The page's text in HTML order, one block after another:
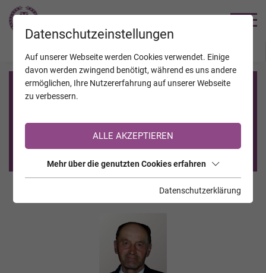
Registrierung auf TrauerHilfe.it
Sie sind noch nicht auf TrauerHilfe.it registriert?
>> zur kostenlosen Registrierung <<
Datenschutzeinstellungen
Auf unserer Webseite werden Cookies verwendet. Einige
davon werden zwingend benötigt, während es uns andere
ermöglichen, Ihre Nutzererfahrung auf unserer Webseite
zu verbessern.
ALLE AKZEPTIEREN
Mehr über die genutzten Cookies erfahren
Datenschutzerklärung
JAHRESTAGE KALENDER VERSTORBENE